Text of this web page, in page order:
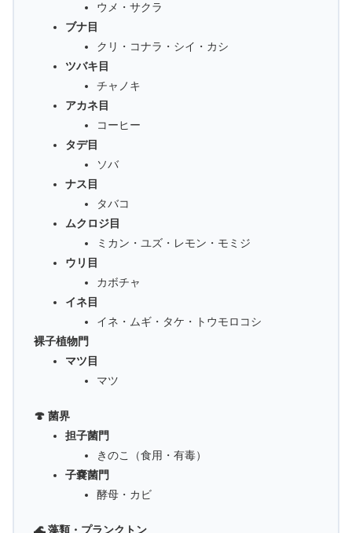
ウメ・サクラ
ブナ目
クリ・コナラ・シイ・カシ
ツバキ目
チャノキ
アカネ目
コーヒー
タデ目
ソバ
ナス目
タバコ
ムクロジ目
ミカン・ユズ・レモン・モミジ
ウリ目
カボチャ
イネ目
イネ・ムギ・タケ・トウモロコシ
裸子植物門
マツ目
マツ
🍄 菌界
担子菌門
きのこ（食用・有毒）
子嚢菌門
酵母・カビ
🌊 藻類・プランクトン